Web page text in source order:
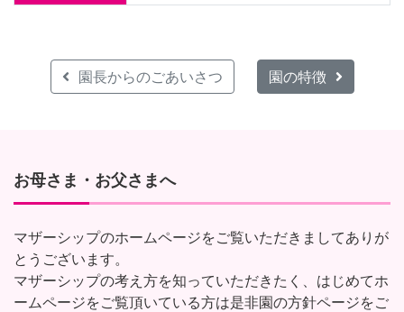
園長からのごあいさつ 園の特徴
お母さま・お父さまへ
マザーシップのホームページをご覧いただきましてありが
とうございます。
マザーシップの考え方を知っていただきたく、はじめてホ
ームページをご覧頂いている方は是非園の方針ページをご